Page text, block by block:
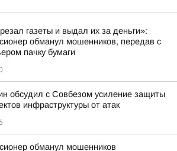
газеты и выдал их за деньги»:
обманул мошенников, передав с
пачку бумаги
обсудил с Совбезом усиление защиты
инфраструктуры от атак
обманул мошенников